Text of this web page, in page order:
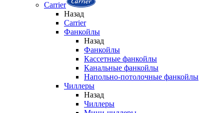
Carrier
Назад
Carrier
Фанкойлы
Назад
Фанкойлы
Кассетные фанкойлы
Канальные фанкойлы
Напольно-потолочные фанкойлы
Чиллеры
Назад
Чиллеры